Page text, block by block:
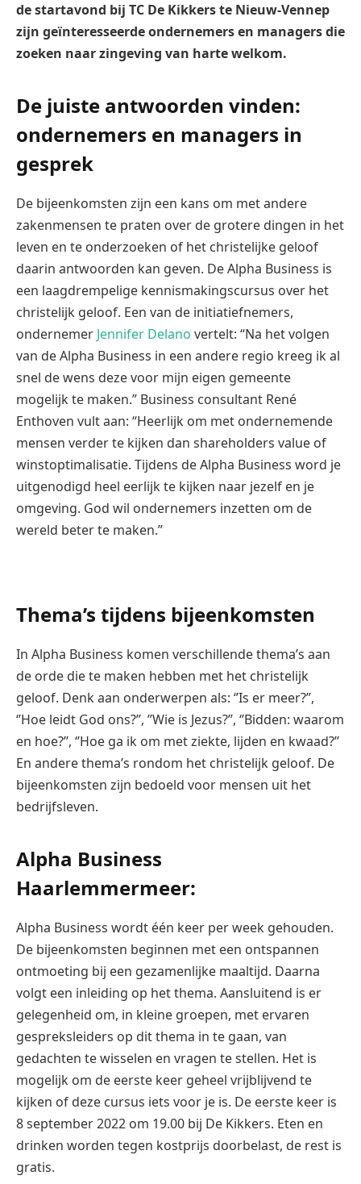
de startavond bij TC De Kikkers te Nieuw-Vennep
zijn geïnteresseerde ondernemers en managers die
zoeken naar zingeving van harte welkom.
De juiste antwoorden vinden:
ondernemers en managers in
gesprek
De bijeenkomsten zijn een kans om met andere
zakenmensen te praten over de grotere dingen in het
leven en te onderzoeken of het christelijke geloof
daarin antwoorden kan geven. De Alpha Business is
een laagdrempelige kennismakingscursus over het
christelijk geloof. Een van de initiatiefnemers,
ondernemer Jennifer Delano vertelt: “Na het volgen
van de Alpha Business in een andere regio kreeg ik al
snel de wens deze voor mijn eigen gemeente
mogelijk te maken.” Business consultant René
Enthoven vult aan: “Heerlijk om met ondernemende
mensen verder te kijken dan shareholders value of
winstoptimalisatie. Tijdens de Alpha Business word je
uitgenodigd heel eerlijk te kijken naar jezelf en je
omgeving. God wil ondernemers inzetten om de
wereld beter te maken.”
Thema’s tijdens bijeenkomsten
In Alpha Business komen verschillende thema’s aan
de orde die te maken hebben met het christelijk
geloof. Denk aan onderwerpen als: ‘’Is er meer?’’,
‘’Hoe leidt God ons?’’, ’’Wie is Jezus?’’, ‘’Bidden: waarom
en hoe?’’, ‘’Hoe ga ik om met ziekte, lijden en kwaad?’’
En andere thema’s rondom het christelijk geloof. De
bijeenkomsten zijn bedoeld voor mensen uit het
bedrijfsleven.
Alpha Business
Haarlemmermeer:
Alpha Business wordt één keer per week gehouden.
De bijeenkomsten beginnen met een ontspannen
ontmoeting bij een gezamenlijke maaltijd. Daarna
volgt een inleiding op het thema. Aansluitend is er
gelegenheid om, in kleine groepen, met ervaren
gespreksleiders op dit thema in te gaan, van
gedachten te wisselen en vragen te stellen. Het is
mogelijk om de eerste keer geheel vrijblijvend te
kijken of deze cursus iets voor je is. De eerste keer is
8 september 2022 om 19.00 bij De Kikkers. Eten en
drinken worden tegen kostprijs doorbelast, de rest is
gratis.